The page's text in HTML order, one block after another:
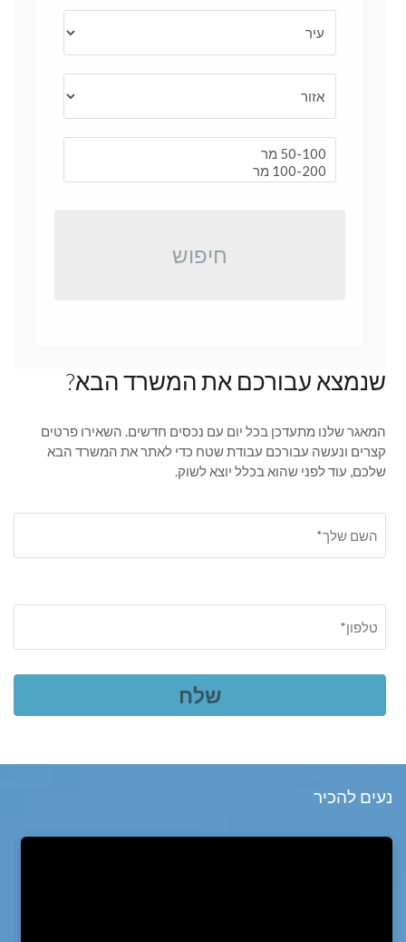
חיפוש
שנמצא עבורכם את המשרד הבא?
המאגר שלנו מתעדכן בכל יום עם נכסים חדשים. השאירו פרטים
קצרים ונעשה עבורכם עבודת שטח כדי לאתר את המשרד הבא
שלכם, עוד לפני שהוא בכלל יוצא לשוק.
נעים להכיר